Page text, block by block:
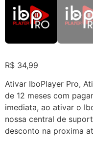
R$ 34,99
Ativar IboPlayer Pro,
de 12 meses com
imediata, ao ativar o
nossa central de
desconto na proxima